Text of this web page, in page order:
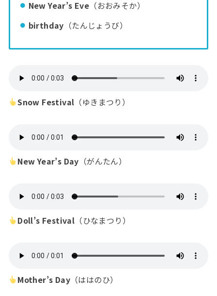
New Year’s Eve （おおみそか）
birthday （たんじょうび）
Snow Festival （ゆきまつり）
New Year’s Day （がんたん）
Doll’s Festival （ひなまつり）
Mother’s Day（ははのひ）